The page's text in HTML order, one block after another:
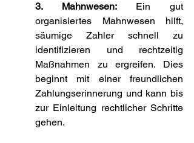
3. Mahnwesen: Ein gut
organisiertes Mahnwesen hilft,
säumige Zahler schnell zu
identifizieren und rechtzeitig
Maßnahmen zu ergreifen. Dies
beginnt mit einer freundlichen
Zahlungserinnerung und kann bis
zur Einleitung rechtlicher Schritte
gehen.